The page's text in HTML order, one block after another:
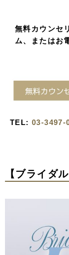
無料カウンセ
ム、またはお
TEL: 03-3497-
【ブライダ